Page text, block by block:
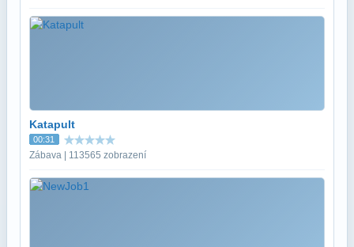
Katapult
00:31
Zábava | 113565 zobrazení